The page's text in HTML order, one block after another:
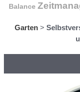
Balance
Garten >